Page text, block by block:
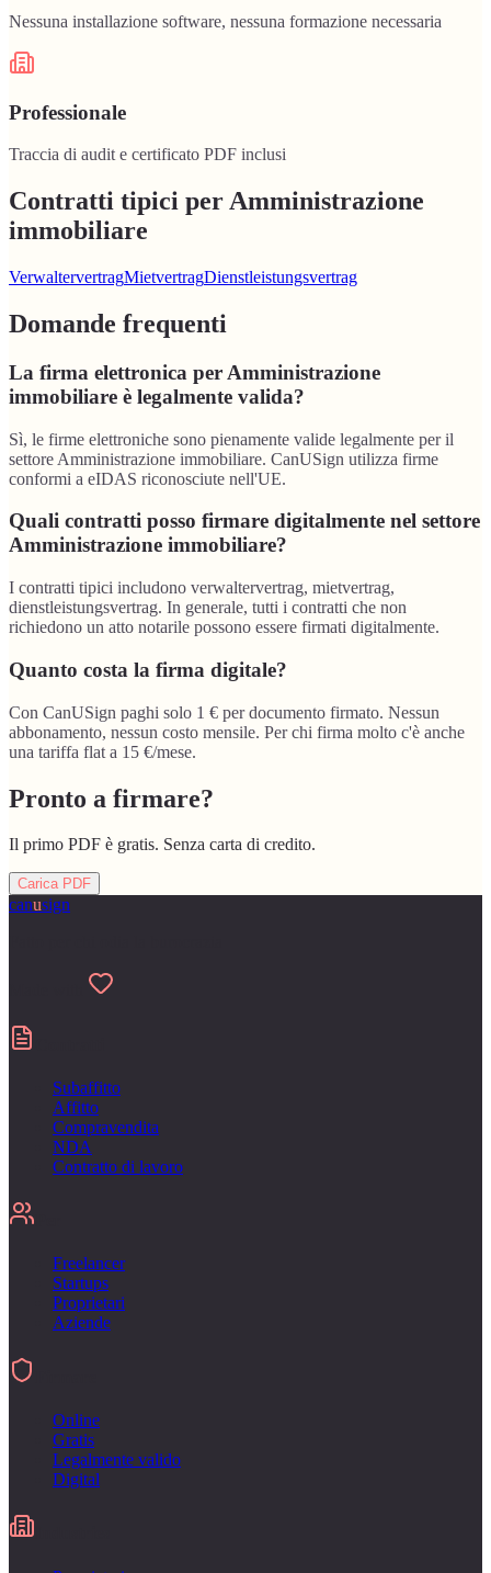
Nessuna installazione software, nessuna formazione necessaria
Professionale
Traccia di audit e certificato PDF inclusi
Contratti tipici per Amministrazione
immobiliare
VerwaltervertragMietvertragDienstleistungsvertrag
Domande frequenti
La firma elettronica per Amministrazione
immobiliare è legalmente valida?
Sì, le firme elettroniche sono pienamente valide legalmente per il
settore Amministrazione immobiliare. CanUSign utilizza firme
conformi a eIDAS riconosciute nell'UE.
Quali contratti posso firmare digitalmente nel settore
Amministrazione immobiliare?
I contratti tipici includono verwaltervertrag, mietvertrag,
dienstleistungsvertrag. In generale, tutti i contratti che non
richiedono un atto notarile possono essere firmati digitalmente.
Quanto costa la firma digitale?
Con CanUSign paghi solo 1 € per documento firmato. Nessun
abbonamento, nessun costo mensile. Per chi firma molto c'è anche
una tariffa flat a 15 €/mese.
Pronto a firmare?
Il primo PDF è gratis. Senza carta di credito.
Carica PDF
canusign
Subaffitto
Affitto
Compravendita
NDA
Contratto di lavoro
Freelancer
Startups
Proprietari
Aziende
Online
Gratis
Legalmente valido
Digital